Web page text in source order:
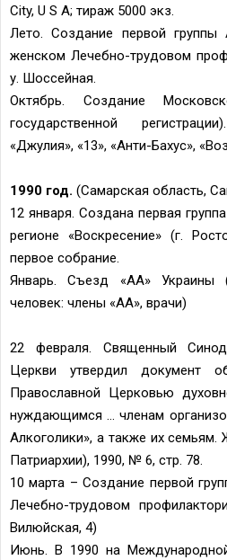
City, U S А; тираж 5000 экз.
Лето. Создание первой
женском Лечебно-трудовом
у. Шоссейная.
Октябрь. Создание
государственной
«Джулия», «13», «Анти-Бахус»,
1990 год. (Самарская область,
12 января. Создана первая
регионе «Воскресение» (г.
первое собрание.
Январь. Съезд «АА» Украины
человек: члены «АА», врачи)
22 февраля. Священный
Церкви утвердил документ
Православной Церковью
нуждающимся … членам
Алкоголики», а также их
Патриархии), 1990, № 6, стр. 78.
10 марта – Cоздание первой
Лечебно-трудовом
Вилюйская, 4)
Июнь. В 1990 на